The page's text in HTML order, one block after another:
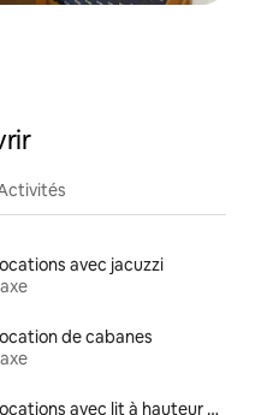
avec jacuzzi
de cabanes
Locations avec lit à hauteur adaptée